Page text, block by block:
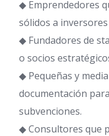
◆ Emprendedores
sólidos a
◆ Fundadores de
o socios
◆ Pequeñas y
documentación
subvenciones.
◆ Consultores que